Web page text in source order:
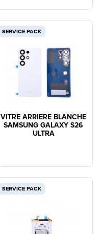
SERVICE PACK
VITRE ARRIERE BLANCHE
SAMSUNG GALAXY S26
ULTRA
SERVICE PACK